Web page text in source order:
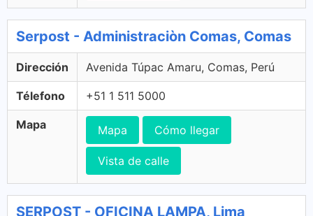
Serpost - Administraciòn Comas, Comas
Dirección Avenida Túpac Amaru, Comas, Perú
Télefono +51 1 511 5000
Mapa Mapa Cómo llegar
Vista de calle
SERPOST - OFICINA LAMPA, Lima